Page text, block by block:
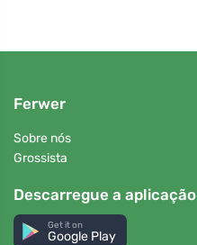
Ferwer
Sobre nós
Grossista
Descarregue a aplicação
Get it on
Google Play